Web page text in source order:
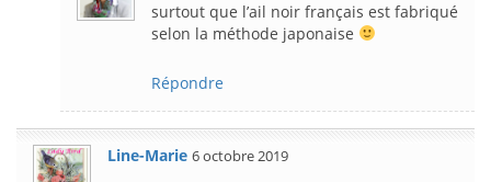
surtout que l’ail noir français est fabriqué
selon la méthode japonaise
Répondre
Line-Marie 6 octobre 2019